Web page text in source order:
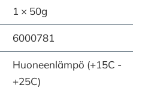
1 × 50g
6000781
Huoneenlämpö (+15C -
+25C)